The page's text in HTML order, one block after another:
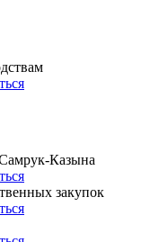
Казына
закупок